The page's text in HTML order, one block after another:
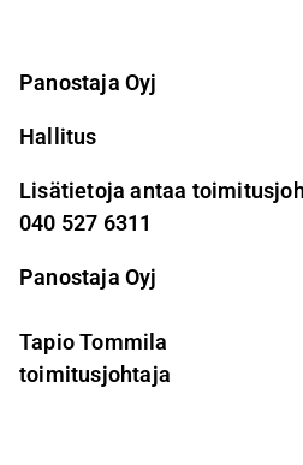
Panostaja Oyj
Hallitus
Lisätietoja antaa
040 527 6311
Panostaja Oyj
Tapio Tommila
toimitusjohtaja